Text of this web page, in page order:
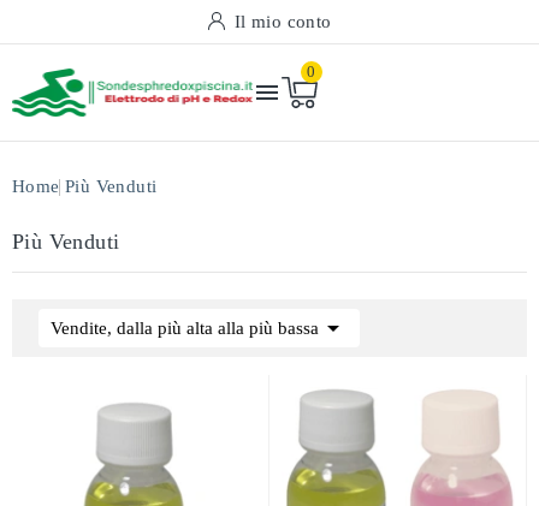
Il mio conto

0
Home Più Venduti
Più Venduti
Vendite, dalla più alta alla più bassa 